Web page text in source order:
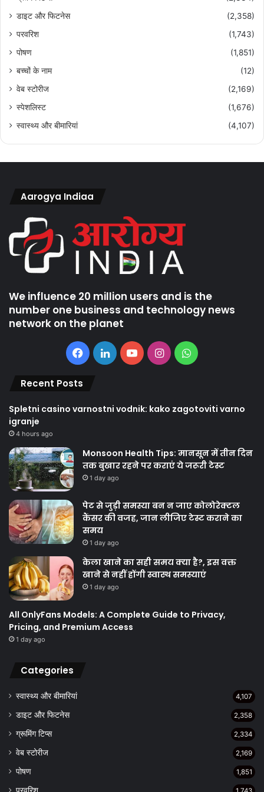
डाइट और फिटनेस
(2,358)
परवरिश
(1,743)
पोषण
(1,851)
बच्चों के नाम
(12)
वेब स्टोरीज
(2,169)
स्पेशलिस्ट
(1,676)
स्वास्थ्य और बीमारियां
(4,107)
Aarogya Indiaa
We influence 20 million users and is the
number one business and technology news
network on the planet
Facebook
LinkedInYouTubeInstagramWhatsApp
Recent Posts
Spletni casino varnostni vodnik: kako zagotoviti varno
igranje
4 hours ago
Monsoon Health Tips: मानसून में तीन दिन
तक बुखार रहने पर कराएं ये जरूरी टेस्ट
1 day ago
पेट से जुड़ी समस्या बन न जाए कोलोरेक्टल
कैंसर की वजह, जान लीजिए टेस्ट कराने का
समय
1 day ago
केला खाने का सही समय क्‍या है?, इस वक्त
खाने से नहीं होंगी स्वास्थ समस्याएं
1 day ago
All OnlyFans Models: A Complete Guide to Privacy,
Pricing, and Premium Access
1 day ago
Categories
स्वास्थ्य और बीमारियां 4,107
डाइट और फिटनेस 2,358
ग्रूमिंग टिप्स 2,334
वेब स्टोरीज 2,169
पोषण 1,851
परवरिश